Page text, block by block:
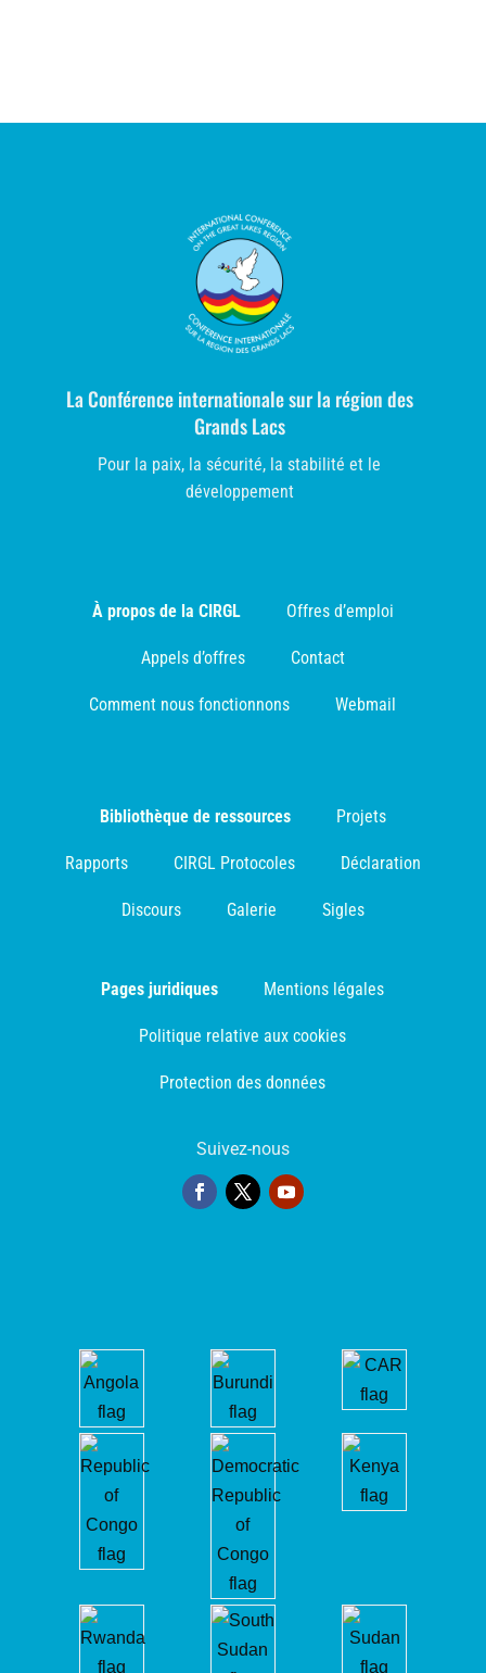
La Conférence internationale sur la région des
Grands Lacs
Pour la paix, la sécurité, la stabilité et le
développement
À propos de la CIRGL Offres d’emploi
Appels d’offres Contact
Comment nous fonctionnons Webmail
Bibliothèque de ressources Projets
Rapports CIRGL Protocoles Déclaration
Discours Galerie Sigles
Pages juridiques Mentions légales
Politique relative aux cookies
Protection des données
Suivez-nous